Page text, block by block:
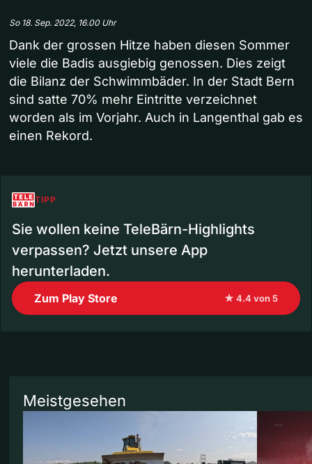
So 18. Sep. 2022, 16.00 Uhr
Dank der grossen Hitze haben diesen Sommer
viele die Badis ausgiebig genossen. Dies zeigt
die Bilanz der Schwimmbäder. In der Stadt Bern
sind satte 70% mehr Eintritte verzeichnet
worden als im Vorjahr. Auch in Langenthal gab es
einen Rekord.
TIPP
Sie wollen keine TeleBärn-Highlights
verpassen? Jetzt unsere App
herunterladen.
Zum Play Store ★ 4.4 von 5
Meistgesehen